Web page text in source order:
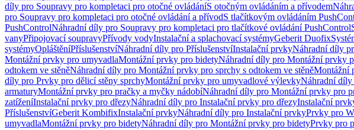
díly pro Soupravy pro kompletaci pro otočné ovládáníS otočným ovládáním a přívodem
pro Soupravy pro kompletaci pro otočné ovládání a přívodS tlačítkovým ovládáním
PushControlNáhradní díly pro Soupravy pro kompletaci pro tlačítkové ovládání PushControl
vanyPřipojovací soupravyPřívody vodyInstalační a splachovací systémyGeberit Duofix
systémyOpláštěníPříslušenstvíNáhradní díly pro PříslušenstvíInstalační prvkyNáhradní díly
Montážní prvky pro umyvadlaMontážní prvky pro bidetyNáhradní díly pro Montážní prvky
odtokem ve stěněNáhradní díly pro Montážní prvky pro sprchy s odtokem ve stěněMontážní
díly pro Prvky pro dělicí stěny sprchyMontážní prvky pro umyvadlové výlevkyNáhradní
armaturyMontážní prvky pro pračky a myčky nádobíNáhradní díly pro Montážní prvky pro
zatíženíInstalační prvky pro dřezyNáhradní díly pro Instalační prvky pro dřezyInstalační
PříslušenstvíGeberit KombifixInstalační prvkyNáhradní díly pro Instalační prvkyPrvky pro
umyvadlaMontážní prvky pro bidetyNáhradní díly pro Montážní prvky pro bidetyPrvky pro